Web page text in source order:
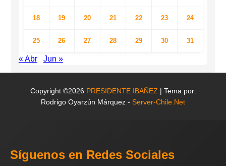
18 19 20 21 22 23 24
25 26 27 28 29 30 31
« Abr Jun »
Copyright ©2026 PRESIDENTE IBAÑEZ | Tema por:
Rodrigo Oyarzún Márquez - Server-Chile.Net
Síguenos en Redes Sociales